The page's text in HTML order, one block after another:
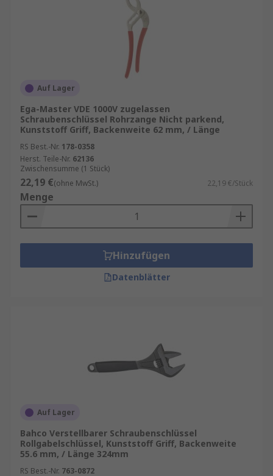
Auf Lager
Ega-Master VDE 1000V zugelassen
Schraubenschlüssel Rohrzange Nicht parkend,
Kunststoff Griff, Backenweite 62 mm, / Länge
RS Best.-Nr. 178-0358
Herst. Teile-Nr. 62136
Zwischensumme (1 Stück)
22,19 €(ohne MwSt.) 22,19 €/Stück
Menge
Hinzufügen
Datenblätter
Auf Lager
Bahco Verstellbarer Schraubenschlüssel
Rollgabelschlüssel, Kunststoff Griff, Backenweite
55.6 mm, / Länge 324mm
RS Best.-Nr. 763-0872